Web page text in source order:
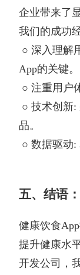
企业带来了
我们的成功
○ 深入理解
App的关键。
○ 注重用户
○ 技术创新:
品。
○ 数据驱动:
五、结语
健康饮食
提升健康水
开发公司，